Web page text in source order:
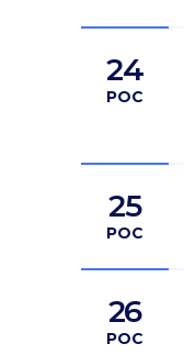
24
POC
25
POC
26
POC